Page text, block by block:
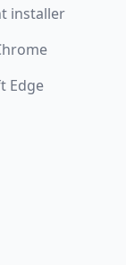
installer
Edge